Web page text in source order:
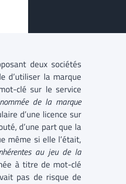
deux sociétés
d’utiliser la marque
clé sur le service
de la marque
d’une licence sur
d’une part que la
même si elle l’était,
au jeu de la
à titre de mot-clé
pas de risque de